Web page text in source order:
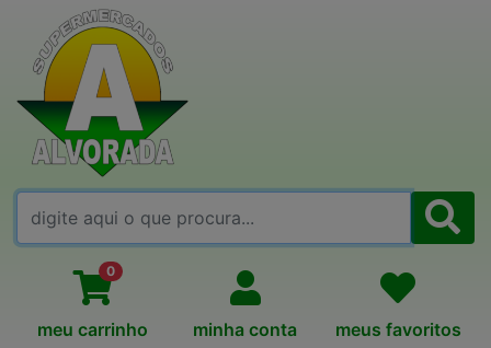
FALE CONOSCO
0
meu carrinho minha conta
meus favoritos